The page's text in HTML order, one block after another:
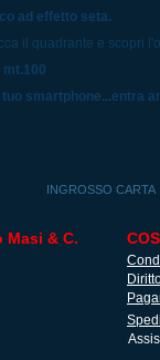
ad effetto seta.
il quadrante e scopri
mt.100
tuo smartphone...entra
INGROSSO CARTA
Masi & C.